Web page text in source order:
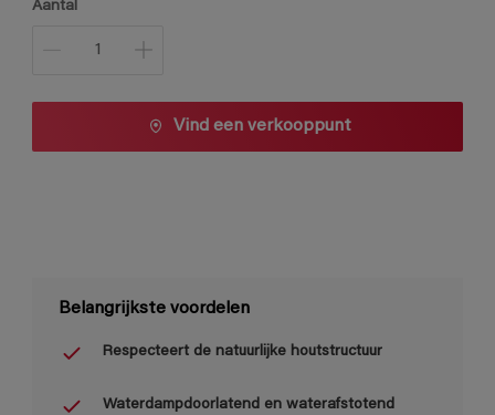
Aantal
Vind een verkooppunt
Belangrijkste voordelen
Respecteert de natuurlijke houtstructuur
Waterdampdoorlatend en waterafstotend